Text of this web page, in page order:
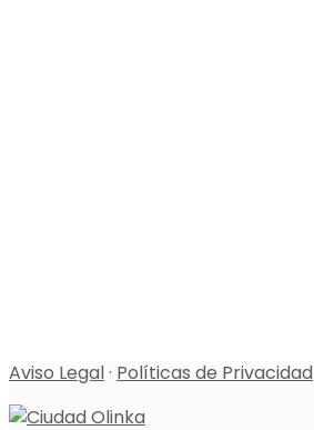
Aviso Legal· Políticas de Privacidad